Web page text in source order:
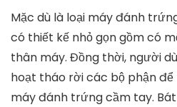
Mặc dù là loại máy đánh
có thiết kế nhỏ gọn gồm có
thân máy. Đồng thời, người
hoạt tháo rời các bộ phận
máy đánh trứng cầm tay.